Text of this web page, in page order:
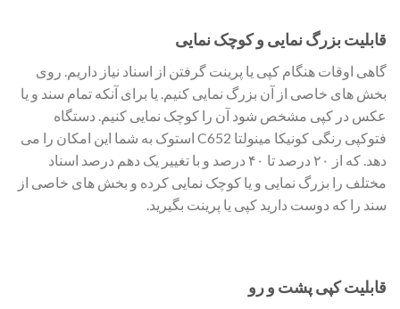
قابلیت بزرگ نمایی و کوچک نمایی
گاهی اوقات هنگام کپی یا پرینت گرفتن از اسناد نیاز داریم. روی
بخش های خاصی از آن بزرگ نمایی کنیم. یا برای آنکه تمام سند و یا
عکس در کپی مشخص شود آن را کوچک نمایی کنیم. دستگاه
فتوکپی رنگی کونیکا مینولتا C652 استوک به شما این امکان را می
دهد. که از ۲۰ درصد تا ۴۰ درصد و با تغییر یک دهم درصد اسناد
مختلف را بزرگ نمایی و یا کوچک نمایی کرده و بخش های خاصی از
سند را که دوست دارید کپی یا پرینت بگیرید.
قابلیت کپی پشت و رو